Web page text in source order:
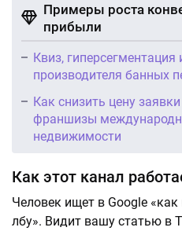
Примеры роста
прибыли
Квиз,
производителя банных
Как снизить цену
франшизы
недвижимости
Как этот канал
Человек ищет в Google
лбу». Видит вашу статью в